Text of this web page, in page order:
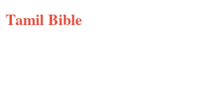
Tamil Bible